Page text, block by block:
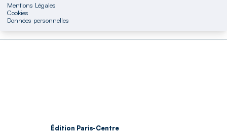
Mentions Légales
Cookies
Données personnelles
Édition Paris-Centre